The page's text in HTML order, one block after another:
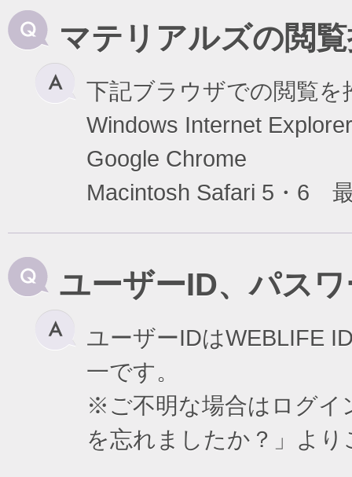
マテリアルズの閲
下記ブラウザでの閲覧を
Windows Internet
Google Chrome
Macintosh Safari 5・6
ユーザーID、パス
ユーザーIDはWEBLIFE
一です。
※ご不明な場合はログイ
を忘れましたか？」よ